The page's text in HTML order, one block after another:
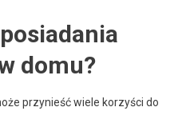
domu?
przynieść wiele korzyści do